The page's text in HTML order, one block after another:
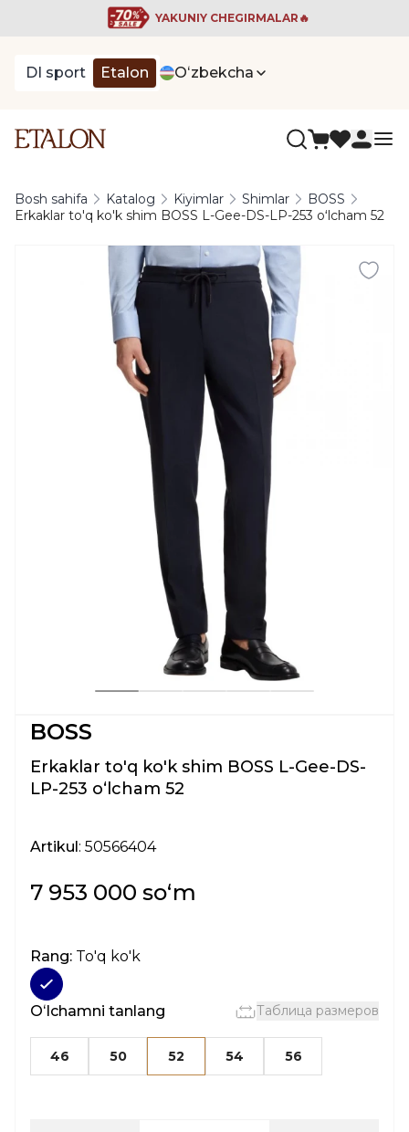
YAKUNIY CHEGIRMALAR🔥
DI sport Etalon Oʻzbekcha
Bosh sahifa Katalog Kiyimlar Shimlar
BOSS
Erkaklar to'q ko'k shim BOSS L-Gee-DS-LP-253 oʻlcham 52
BOSS
Erkaklar to'q ko'k shim BOSS L-Gee-DS-
LP-253 oʻlcham 52
Artikul: 50566404
7 953 000 soʻm
Rang: To'q ko'k
Oʻlchamni tanlang Таблица размеров
46 50 52 54 56